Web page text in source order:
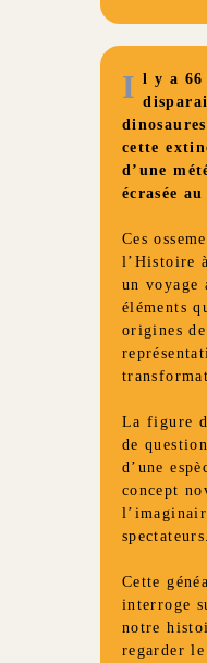
I l y a 66
cette
d’une
écrasée
Ces
l’Histoire
un voyage
éléments
origines
La figure
de
d’une
concept
spectateurs.
Cette
interroge
notre
regarder